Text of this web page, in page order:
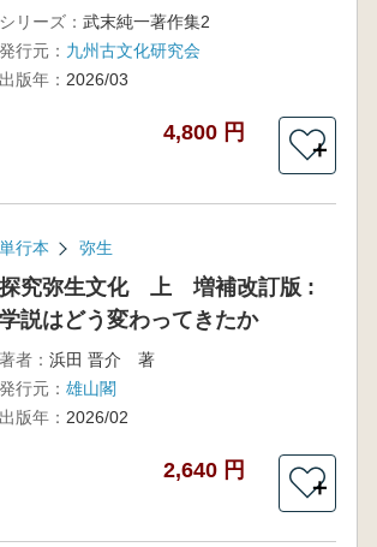
シリーズ： 武末純一著作集2
発行元： 九州古文化研究会
出版年： 2026/03
4,800 円
＋
単行本 弥生
探究弥生文化 上 増補改訂版 :
学説はどう変わってきたか
著者： 浜田 晋介 著
発行元： 雄山閣
出版年： 2026/02
2,640 円
＋